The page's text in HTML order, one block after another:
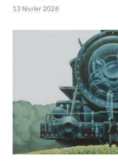
13 février 2026